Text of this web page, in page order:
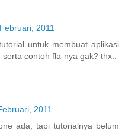
2011
untuk membuat aplikasi
contoh fla-nya gak? thx..
2011
ada, tapi tutorialnya belum